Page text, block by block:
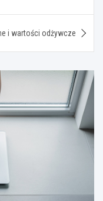
i wartości odżywcze